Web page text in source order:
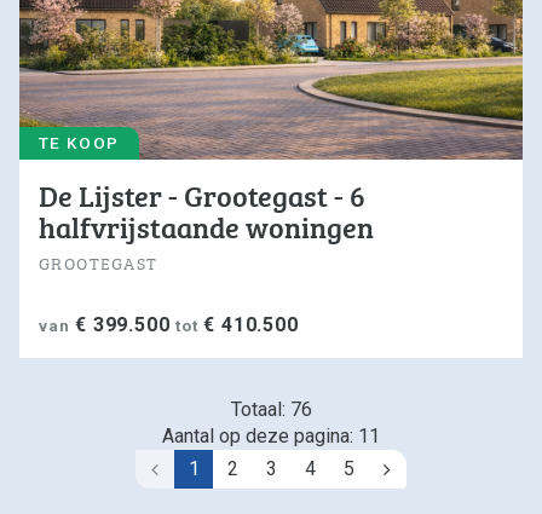
TE KOOP
De Lijster - Grootegast - 6
halfvrijstaande woningen
GROOTEGAST
van € 399.500tot€ 410.500
Totaal: 76
Aantal op deze pagina: 11
Vorige
1 2 3 4 5 Volgende